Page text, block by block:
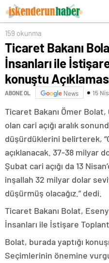
159 okunma
Ticaret Bakanı
İnsanları ile
konuştu
ABONE OL News 15
Ticaret Bakanı Ömer
olan cari açığı aralık
düşürdüklerini belirterek,
açıklanacak. 37-38 milyar
Şubat cari açığı da 13
inşallah 32 milyar dolar
düşürmüş olacağız.” dedi.
Ticaret Bakanı Bolat,
İnsanları ile İstişare
Bolat, burada yaptığı
Seçimlerinin önemine